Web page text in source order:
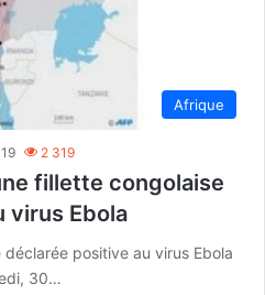
Afrique
2 319
fillette congolaise
virus Ebola
positive au virus Ebola
30…